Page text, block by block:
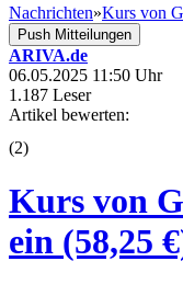
Nachrichten»Kurs von
Push Mitteilungen
ARIVA.de
06.05.2025 11:50 Uhr
1.187 Leser
Artikel bewerten:
(2)
Kurs von
ein (58,25